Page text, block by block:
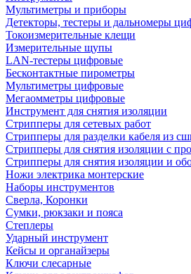
Мультиметры и приборы
Детекторы, тестеры и дальномеры
Токоизмерительные клещи
Измерительные щупы
LAN-тестеры цифровые
Бесконтактные пирометры
Мультиметры цифровые
Мегаомметры цифровые
Инструмент для снятия изоляции
Стрипперы для сетевых работ
Стрипперы для разделки кабеля из
Cтрипперы для снятия изоляции с
Стрипперы для снятия изоляции и
Ножи электрика монтерские
Наборы инструментов
Сверла, Коронки
Сумки, рюкзаки и пояса
Степлеры
Ударный инструмент
Кейсы и органайзеры
Ключи слесарные